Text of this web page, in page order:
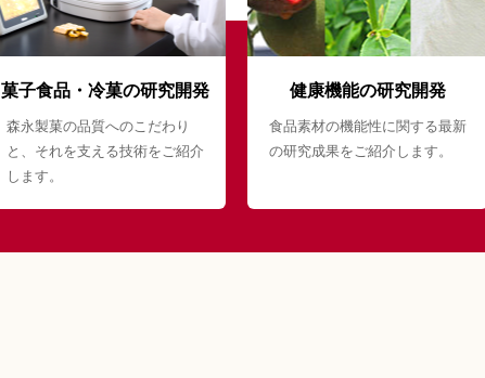
菓子食品・冷菓の研究開発
森永製菓の品質へのこだわり
と、それを支える技術をご紹介
します。
健康機能の研究開発
食品素材の機能性に関する最新
の研究成果をご紹介します。